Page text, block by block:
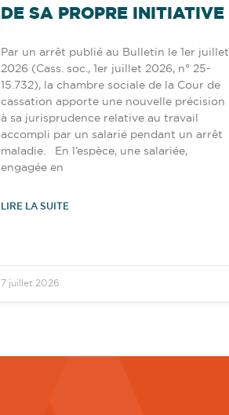
DE SA PROPRE INITIATIVE
Par un arrêt publié au Bulletin le 1er juillet
2026 (Cass. soc., 1er juillet 2026, n° 25-
15.732), la chambre sociale de la Cour de
cassation apporte une nouvelle précision
à sa jurisprudence relative au travail
accompli par un salarié pendant un arrêt
maladie. En l’espèce, une salariée,
engagée en
LIRE LA SUITE
7 juillet 2026